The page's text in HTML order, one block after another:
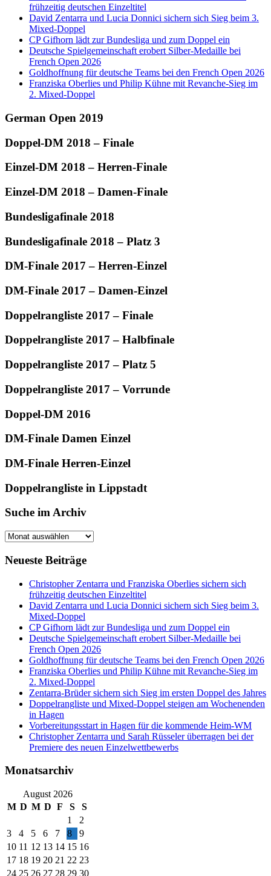
frühzeitig deutschen Einzeltitel
David Zentarra und Lucia Donnici sichern sich Sieg beim 3.
Mixed-Doppel
CP Gifhorn lädt zur Bundesliga und zum Doppel ein
Deutsche Spielgemeinschaft erobert Silber-Medaille bei
French Open 2026
Goldhoffnung für deutsche Teams bei den French Open 2026
Franziska Oberlies und Philip Kühne mit Revanche-Sieg im
2. Mixed-Doppel
German Open 2019
Doppel-DM 2018 – Finale
Einzel-DM 2018 – Herren-Finale
Einzel-DM 2018 – Damen-Finale
Bundesligafinale 2018
Bundesligafinale 2018 – Platz 3
DM-Finale 2017 – Herren-Einzel
DM-Finale 2017 – Damen-Einzel
Doppelrangliste 2017 – Finale
Doppelrangliste 2017 – Halbfinale
Doppelrangliste 2017 – Platz 5
Doppelrangliste 2017 – Vorrunde
Doppel-DM 2016
DM-Finale Damen Einzel
DM-Finale Herren-Einzel
Doppelrangliste in Lippstadt
Suche im Archiv
Suche
Archiv
Neueste Beiträge
Christopher Zentarra und Franziska Oberlies sichern sich
frühzeitig deutschen Einzeltitel
David Zentarra und Lucia Donnici sichern sich Sieg beim 3.
Mixed-Doppel
CP Gifhorn lädt zur Bundesliga und zum Doppel ein
Deutsche Spielgemeinschaft erobert Silber-Medaille bei
French Open 2026
Goldhoffnung für deutsche Teams bei den French Open 2026
Franziska Oberlies und Philip Kühne mit Revanche-Sieg im
2. Mixed-Doppel
Zentarra-Brüder sichern sich Sieg im ersten Doppel des Jahres
Doppelrangliste und Mixed-Doppel steigen am Wochenenden
in Hagen
Vorbereitungsstart in Hagen für die kommende Heim-WM
Christopher Zentarra und Sarah Rüsseler überragen bei der
Premiere des neuen Einzelwettbewerbs
Monatsarchiv
August 2026
M D M D F S
S
1
2
3
4 5 6 7 8
9
10 11 12 13 14 15 16
17 18 19 20 21 22 23
24 25 26 27 28 29 30